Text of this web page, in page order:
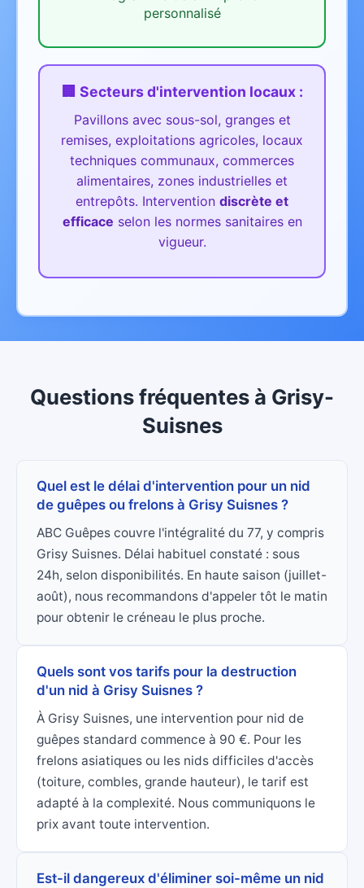
personnalisé
🏢 Secteurs d'intervention locaux :
Pavillons avec sous-sol, granges et
remises, exploitations agricoles, locaux
techniques communaux, commerces
alimentaires, zones industrielles et
entrepôts. Intervention discrète et
efficace selon les normes sanitaires en
vigueur.
Questions fréquentes à Grisy-
Suisnes
Quel est le délai d'intervention pour un nid
de guêpes ou frelons à Grisy Suisnes ?
ABC Guêpes couvre l'intégralité du 77, y compris
Grisy Suisnes. Délai habituel constaté : sous
24h, selon disponibilités. En haute saison (juillet-
août), nous recommandons d'appeler tôt le matin
pour obtenir le créneau le plus proche.
Quels sont vos tarifs pour la destruction
d'un nid à Grisy Suisnes ?
À Grisy Suisnes, une intervention pour nid de
guêpes standard commence à 90 €. Pour les
frelons asiatiques ou les nids difficiles d'accès
(toiture, combles, grande hauteur), le tarif est
adapté à la complexité. Nous communiquons le
prix avant toute intervention.
Est-il dangereux d'éliminer soi-même un nid